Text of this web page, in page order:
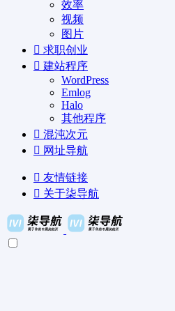
效率
视频
图片
求职创业
建站程序
WordPress
Emlog
Halo
其他程序
混沌次元
网址导航
友情链接
关于柒导航